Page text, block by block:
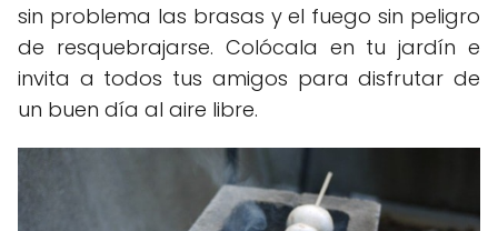
sin problema las brasas y el fuego sin peligro
de resquebrajarse. Colócala en tu jardín e
invita a todos tus amigos para disfrutar de
un buen día al aire libre.